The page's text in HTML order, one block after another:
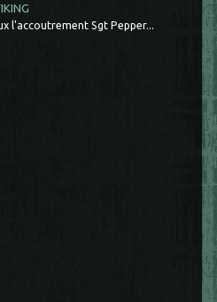
l'accoutrement Sgt Pepper...